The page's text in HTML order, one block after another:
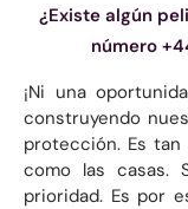
¿Existe algún
número
¡Ni una
construyendo
protección. Es
como las casas.
prioridad. Es por